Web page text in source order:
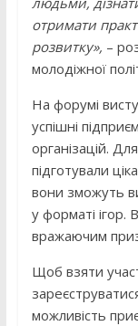
отримати
розвитку», –
молодіжної
На форумі
успішні
організацій.
підготували
вони зможуть
у форматі ігор.
вражаючим
Щоб взяти
можливість